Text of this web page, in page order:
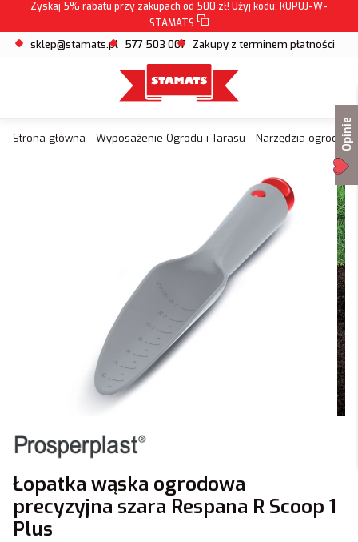
Zyskaj 5% rabatu przy zakupach od 500 zł! Użyj kodu: KUPUJ-W-
STAMATS
sklep@stamats.pl 577 503 007 Zakupy z terminem płatności
Strona główna Wyposażenie Ogrodu i Tarasu Narzędzia ogrodowe
Łopatka wąska ogrodowa
precyzyjna szara Respana R Scoop 1
Plus
Opinie